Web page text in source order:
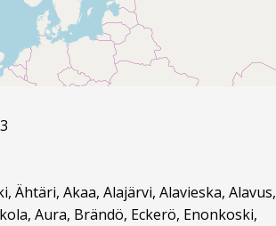
Ähtäri, Akaa, Alajärvi, Alavieska, Alavus,
Aura, Brändö, Eckerö, Enonkoski,